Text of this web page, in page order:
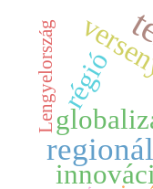
régió
Lengyelország